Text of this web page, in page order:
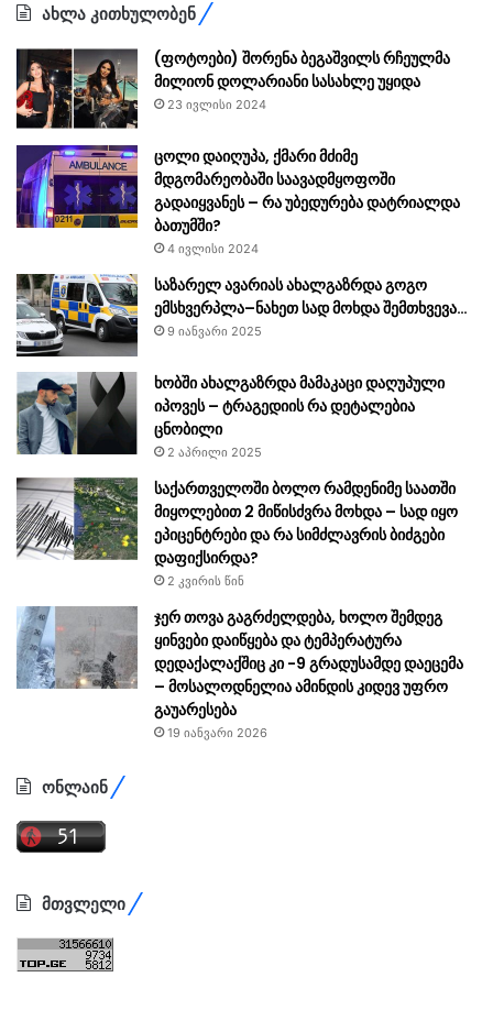
ახლა კითხულობენ
(ფოტოები) შორენა ბეგაშვილს რჩეულმა
მილიონ დოლარიანი სასახლე უყიდა
23 ივლისი 2024
ცოლი დაიღუპა, ქმარი მძიმე
მდგომარეობაში საავადმყოფოში
გადაიყვანეს – რა უბედურება დატრიალდა
ბათუმში?
4 ივლისი 2024
საზარელ ავარიას ახალგაზრდა გოგო
ემსხვერპლა–ნახეთ სად მოხდა შემთხვევა…
9 იანვარი 2025
ხობში ახალგაზრდა მამაკაცი დაღუპული
იპოვეს – ტრაგედიის რა დეტალებია
ცნობილი
2 აპრილი 2025
საქართველოში ბოლო რამდენიმე საათში
მიყოლებით 2 მიწისძვრა მოხდა – სად იყო
ეპიცენტრები და რა სიმძლავრის ბიძგები
დაფიქსირდა?
2 კვირის წინ
ჯერ თოვა გაგრძელდება, ხოლო შემდეგ
ყინვები დაიწყება და ტემპერატურა
დედაქალაქშიც კი -9 გრადუსამდე დაეცემა
– მოსალოდნელია ამინდის კიდევ უფრო
გაუარესება
19 იანვარი 2026
ონლაინ
მთვლელი